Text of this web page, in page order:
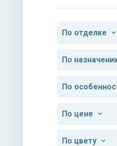
По отделке
По
По
По цене
По цвету